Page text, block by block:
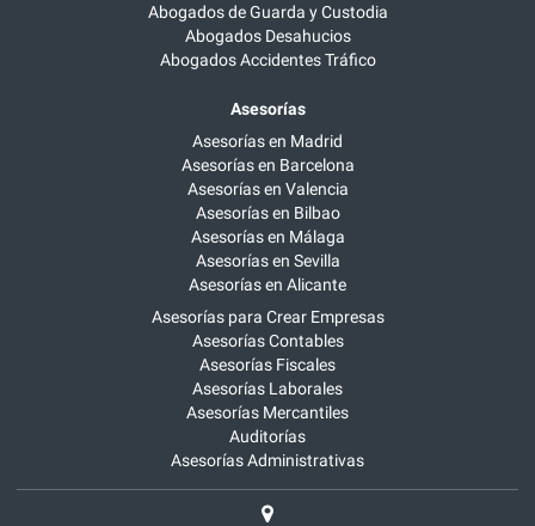
Abogados de Guarda y Custodia
Abogados Desahucios
Abogados Accidentes Tráfico
Asesorías
Asesorías en Madrid
Asesorías en Barcelona
Asesorías en Valencia
Asesorías en Bilbao
Asesorías en Málaga
Asesorías en Sevilla
Asesorías en Alicante
Asesorías para Crear Empresas
Asesorías Contables
Asesorías Fiscales
Asesorías Laborales
Asesorías Mercantiles
Auditorías
Asesorías Administrativas